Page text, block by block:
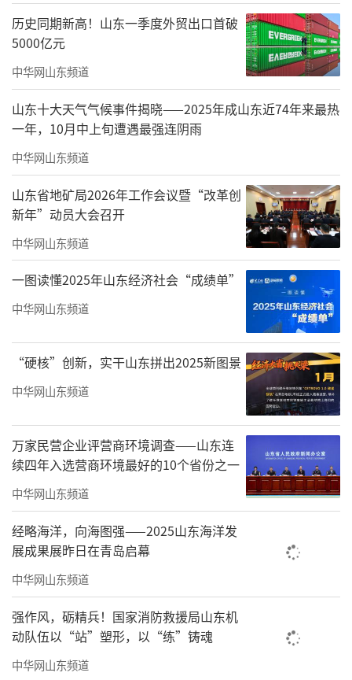
长；2010年10月任山东大学医学院党委书记；2
015年7月任山东大学齐鲁医学部党工委副书
记；2017年9月任齐鲁医学院党工委副书记，20
18年5月兼任齐鲁医学院纪工委书记。
山东大学党委副书记陈宏伟，山东大学副
校长、齐鲁医学院院长易凡出席会议并讲话，
齐鲁医院院长陈玉国主持会议。（来源：大众
日报 记者 徐晨 通讯员 李小诗 崔子昂）
责任编辑：马蓉蓉
历史同期新高！山东一季度外贸出口首破
5000亿元
中华网山东频道
山东十大天气气候事件揭晓——2025年成山东近74年来最热
一年，10月中上旬遭遇最强连阴雨
中华网山东频道
山东省地矿局2026年工作会议暨“改革创
新年”动员大会召开
中华网山东频道
一图读懂2025年山东经济社会“成绩单”
中华网山东频道
“硬核”创新，实干山东拼出2025新图景
中华网山东频道
万家民营企业评营商环境调查——山东连
续四年入选营商环境最好的10个省份之一
中华网山东频道
经略海洋，向海图强——2025山东海洋发
展成果展昨日在青岛启幕
中华网山东频道
强作风，砺精兵！国家消防救援局山东机
动队伍以“站”塑形，以“练”铸魂
中华网山东频道